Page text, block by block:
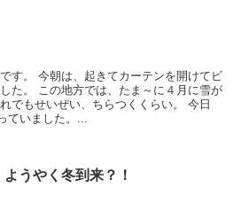
す。 今朝は、起きてカーテンを開けてビ
た。 この地方では、たま～に４月に雪が
でもせいぜい、ちらつくくらい。 今日
ていました。...
ようやく冬到来？！